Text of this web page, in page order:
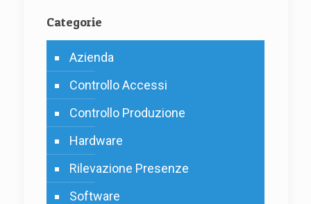
Categorie
Azienda
Controllo Accessi
Controllo Produzione
Hardware
Rilevazione Presenze
Software